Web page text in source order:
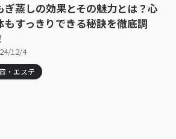
ぎ蒸しの効果とその魅力とは？心
もすっきりできる秘訣を徹底調
12/4
・エステ